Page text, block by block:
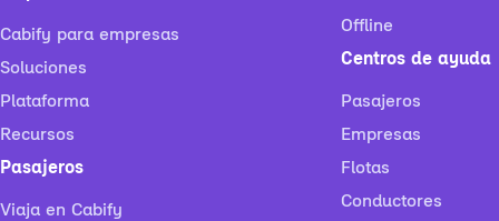
Cabify para empresas
Soluciones
Plataforma
Recursos
Pasajeros
Viaja en Cabify
Offline
Centros de ayuda
Pasajeros
Empresas
Flotas
Conductores